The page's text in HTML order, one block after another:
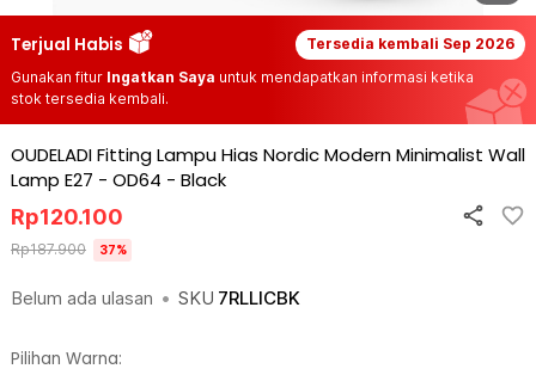
Terjual Habis Tersedia kembali Sep 2026
Gunakan fitur Ingatkan Saya untuk mendapatkan informasi ketika
stok tersedia kembali.
OUDELADI Fitting Lampu Hias Nordic Modern Minimalist Wall
Lamp E27 - OD64 - Black
Belum ada ulasan • SKU 7RLLICBK
Rp120.100
Rp187.900 37%
Pilihan Warna: